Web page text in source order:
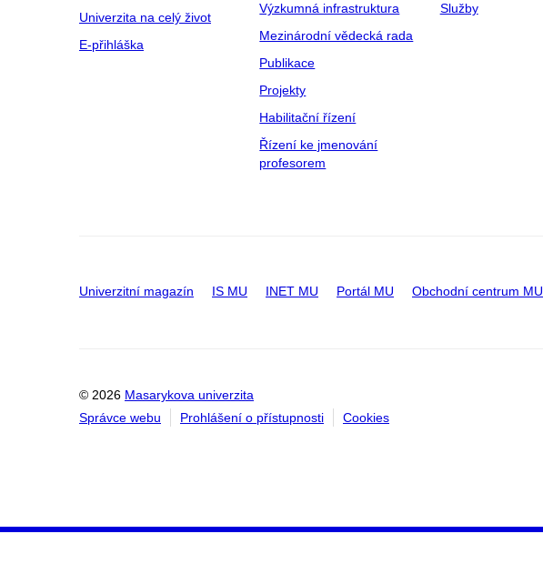
Univerzita na celý život
E-přihláška
Výzkumná infrastruktura
Mezinárodní vědecká rada
Publikace
Projekty
Habilitační řízení
Řízení ke jmenování
profesorem
Služby
Univerzitní magazín IS MU INET MU Portál MU Obchodní centrum MU
© 2026 Masarykova univerzita
Správce webu
Prohlášení o přístupnosti Cookies